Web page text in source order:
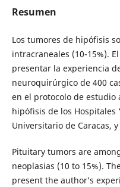
Resumen
Los tumores de hipófisis
intracraneales (10-15%).
presentar la experiencia
neuroquirúrgico de 400
en el protocolo de estudio
hipófisis de los Hospitales
Universitario de Caracas,
Pituitary tumors are
neoplasias (10 to 15%).
present the author’s